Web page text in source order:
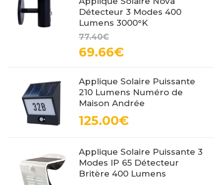
Détecteur 3 Modes 400
Lumens 3000°K
77.40€
69.66€
Applique Solaire Puissante
210 Lumens Numéro de
Maison Andrée
125.00€
Applique Solaire Puissante 3
Modes IP 65 Détecteur
Britère 400 Lumens